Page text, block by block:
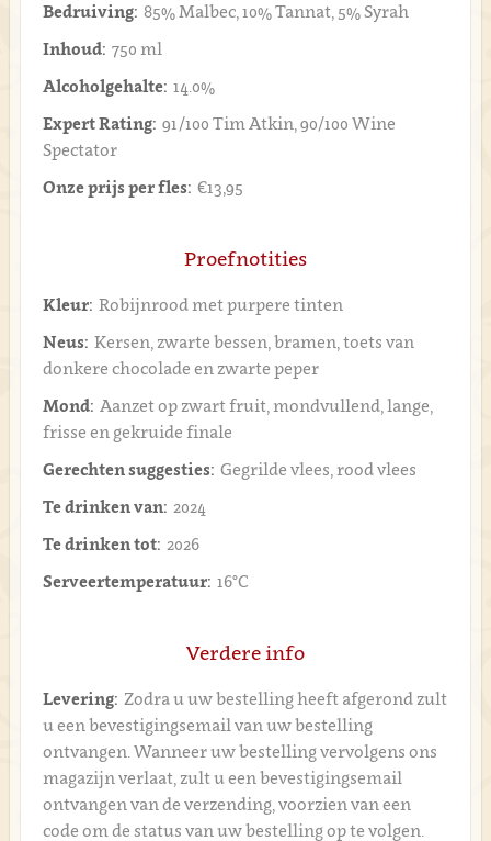
Bedruiving: 85% Malbec, 10% Tannat, 5% Syrah
Inhoud: 750 ml
Alcoholgehalte: 14.0%
Expert Rating: 91/100 Tim Atkin, 90/100 Wine
Spectator
Onze prijs per fles: €13,95
Proefnotities
Kleur: Robijnrood met purpere tinten
Neus: Kersen, zwarte bessen, bramen, toets van
donkere chocolade en zwarte peper
Mond: Aanzet op zwart fruit, mondvullend, lange,
frisse en gekruide finale
Gerechten suggesties: Gegrilde vlees, rood vlees
Te drinken van: 2024
Te drinken tot: 2026
Serveertemperatuur: 16°C
Verdere info
Levering: Zodra u uw bestelling heeft afgerond zult
u een bevestigingsemail van uw bestelling
ontvangen. Wanneer uw bestelling vervolgens ons
magazijn verlaat, zult u een bevestigingsemail
ontvangen van de verzending, voorzien van een
code om de status van uw bestelling op te volgen.